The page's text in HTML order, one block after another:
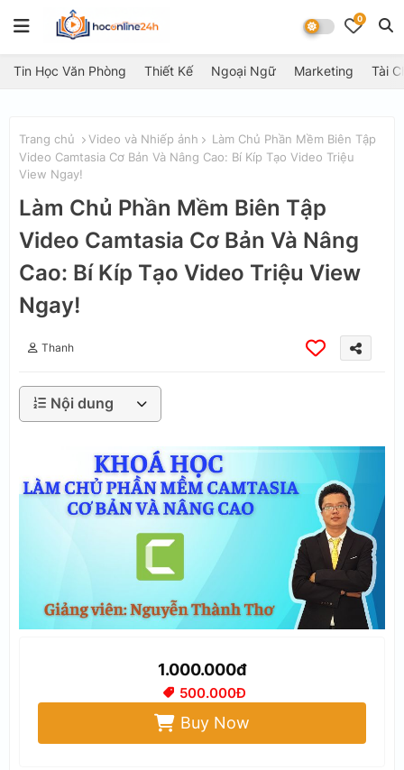
0
Tin Học Văn Phòng Thiết Kế Ngoại Ngữ Marketing Tài
Trang chủ Video và Nhiếp ảnh
Làm Chủ Phần Mềm Biên Tập
Video Camtasia Cơ Bản Và Nâng Cao: Bí Kíp Tạo Video Triệu
View Ngay!
Làm Chủ Phần Mềm Biên Tập
Video Camtasia Cơ Bản Và Nâng
Cao: Bí Kíp Tạo Video Triệu View
Ngay!
Thanh
Nội dung
1.000.000đ
500.000Đ
Buy Now